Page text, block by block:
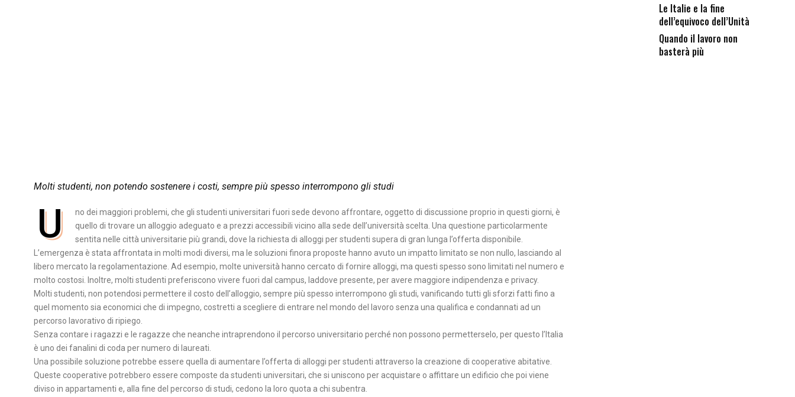
Molti studenti, non potendo sostenere i costi, sempre più spesso interrompono gli studi
U
no dei maggiori problemi, che gli studenti universitari fuori sede devono affrontare, oggetto di discussione proprio in questi giorni, è
quello di trovare un alloggio adeguato e a prezzi accessibili vicino alla sede dell’università scelta. Una questione particolarmente
sentita nelle città universitarie più grandi, dove la richiesta di alloggi per studenti supera di gran lunga l’offerta disponibile.
L’emergenza è stata affrontata in molti modi diversi, ma le soluzioni finora proposte hanno avuto un impatto limitato se non nullo, lasciando al
libero mercato la regolamentazione. Ad esempio, molte università hanno cercato di fornire alloggi, ma questi spesso sono limitati nel numero e
molto costosi. Inoltre, molti studenti preferiscono vivere fuori dal campus, laddove presente, per avere maggiore indipendenza e privacy.
Molti studenti, non potendosi permettere il costo dell’alloggio, sempre più spesso interrompono gli studi, vanificando tutti gli sforzi fatti fino a
quel momento sia economici che di impegno, costretti a scegliere di entrare nel mondo del lavoro senza una qualifica e condannati ad un
percorso lavorativo di ripiego.
Senza contare i ragazzi e le ragazze che neanche intraprendono il percorso universitario perché non possono permetterselo, per questo l’Italia
è uno dei fanalini di coda per numero di laureati.
Una possibile soluzione potrebbe essere quella di aumentare l’offerta di alloggi per studenti attraverso la creazione di cooperative abitative.
Queste cooperative potrebbero essere composte da studenti universitari, che si uniscono per acquistare o affittare un edificio che poi viene
diviso in appartamenti e, alla fine del percorso di studi, cedono la loro quota a chi subentra.
Le Italie e la fine
dell’equivoco dell’Unità
Quando il lavoro non
basterà più